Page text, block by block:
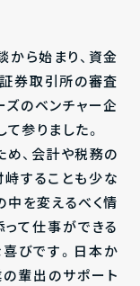
ら始まり、資金
券取引所の審査
のベンチャー企
参りました。
め、会計や税務の
することも少な
中を変えるべく情
て仕事ができる
びです。日本か
輩出のサポート